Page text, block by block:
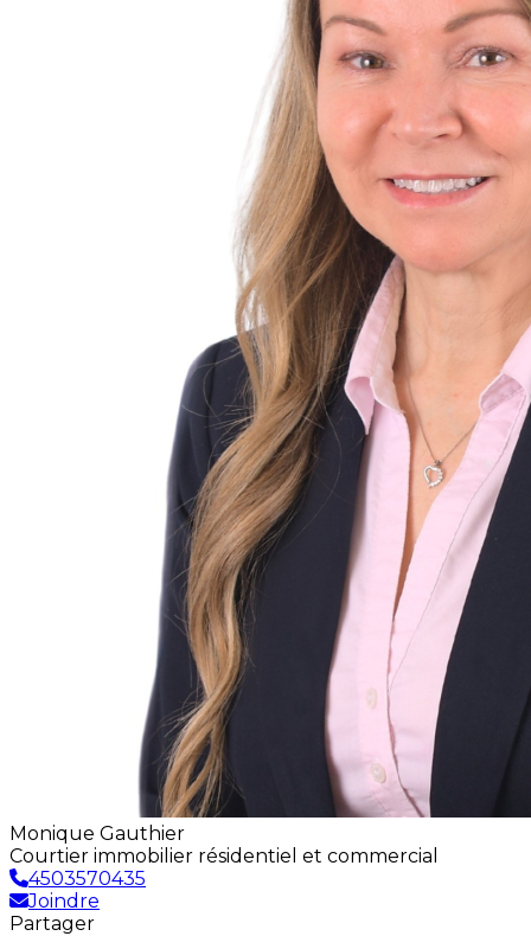
Monique Gauthier
Courtier immobilier résidentiel et commercial
4503570435
Joindre
Partager